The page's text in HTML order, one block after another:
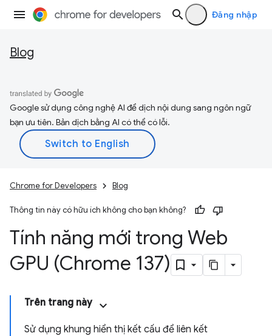
Đăng nhập
Blog
Google sử dụng công nghệ AI để dịch nội dung sang ngôn ngữ
bạn ưu tiên. Bản dịch bằng AI có thể có lỗi.
Chrome for Developers Blog
Thông tin này có hữu ích không cho bạn không?
Tính năng mới trong Web
GPU (Chrome 137)
Trên trang này
Sử dụng khung hiển thị kết cấu để liên kết